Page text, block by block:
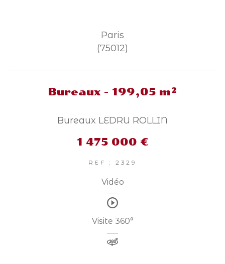
Paris
(75012)
Bureaux - 199,05 m²
Bureaux LEDRU ROLLIN
1 475 000 €
REF : 2329
Vidéo
Visite 360°
Exclusivités